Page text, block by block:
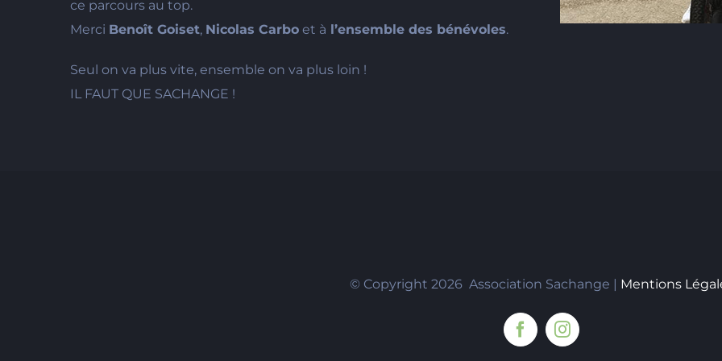
ce parcours au top.
Merci Benoît Goiset, Nicolas Carbo et à l’ensemble des bénévoles.
Seul on va plus vite, ensemble on va plus loin !
IL FAUT QUE SACHANGE !
© Copyright 2026 Association Sachange | Mentions
FacebookInstagram